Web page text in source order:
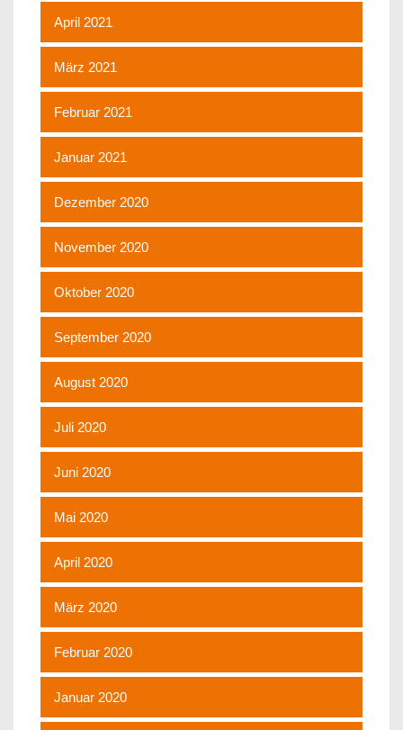
April 2021
März 2021
Februar 2021
Januar 2021
Dezember 2020
November 2020
Oktober 2020
September 2020
August 2020
Juli 2020
Juni 2020
Mai 2020
April 2020
März 2020
Februar 2020
Januar 2020